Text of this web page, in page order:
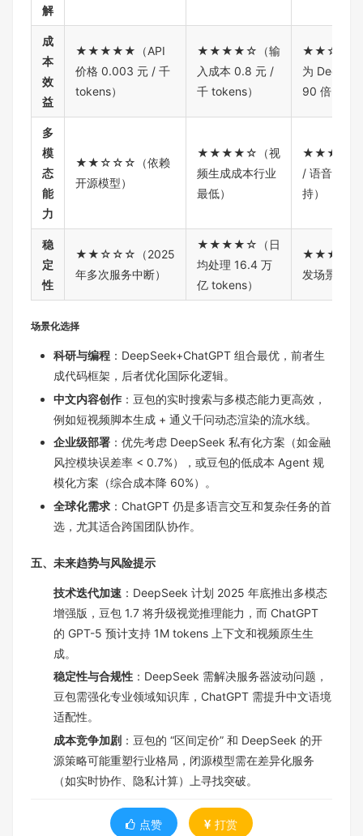
解
成
本
效
益
★★★★★（API
价格 0.003 元 / 千
tokens）
★★★★☆（输
入成本 0.8 元 /
千 tokens）
★★☆☆☆
为
90 倍）
多
模
态
能
力
★★☆☆☆（依赖
开源模型）
★★★★☆（视
频生成成本行业
最低）
★★★★★
/ 语音 / 视
持）
稳
定
性
★★☆☆☆（2025
年多次服务中断）
★★★★☆（日
均处理 16.4 万
亿 tokens）
★★★★☆
发场景延迟
场景化选择
科研与编程 ：DeepSeek+ChatGPT 组合最优，前者生
成代码框架，后者优化国际化逻辑。
中文内容创作 ：豆包的实时搜索与多模态能力更高效，
例如短视频脚本生成 + 通义千问动态渲染的流水线。
企业级部署 ：优先考虑 DeepSeek 私有化方案（如金融
风控模块误差率 < 0.7%），或豆包的低成本 Agent 规
模化方案（综合成本降 60%）。
全球化需求 ：ChatGPT 仍是多语言交互和复杂任务的首
选，尤其适合跨国团队协作。
五、未来趋势与风险提示
技术迭代加速 ：DeepSeek 计划 2025 年底推出多模态
增强版，豆包 1.7 将升级视觉推理能力，而 ChatGPT
的 GPT-5 预计支持 1M tokens 上下文和视频原生生
成。
稳定性与合规性 ：DeepSeek 需解决服务器波动问题，
豆包需强化专业领域知识库，ChatGPT 需提升中文语境
适配性。
成本竞争加剧 ：豆包的 “区间定价” 和 DeepSeek 的开
源策略可能重塑行业格局，闭源模型需在差异化服务
（如实时协作、隐私计算）上寻找突破。
点赞 打赏